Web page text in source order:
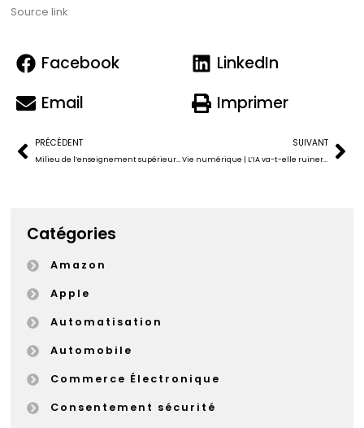
Source link
Facebook
LinkedIn
Email
Imprimer
PRÉCÉDENT
Milieu de l’enseignement supérieur | Québec crée une instance sur l’intelligence artificielle
SUIVANT
Vie numérique | L’IA va-t-elle ruiner ou sauver la planète ?
Catégories
Amazon
Apple
Automatisation
Automobile
Commerce Électronique
Consentement sécurité